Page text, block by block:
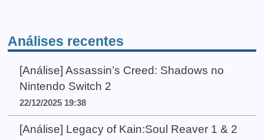
Análises recentes
[Análise] Assassin’s Creed: Shadows no
Nintendo Switch 2
22/12/2025 19:38
[Análise] Legacy of Kain:Soul Reaver 1 & 2